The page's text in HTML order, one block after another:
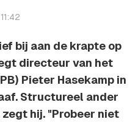
bij aan de krapte op
directeur van het
Pieter Hasekamp in
Structureel ander
hij. "Probeer niet